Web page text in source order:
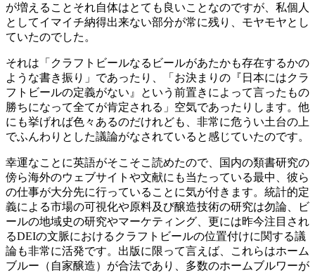
が増えることそれ自体はとても良いことなのですが、私個人
としてイマイチ納得出来ない部分が常に残り、モヤモヤとし
ていたのでした。
それは「クラフトビールなるビールがあたかも存在するかの
ような書き振り」であったり、「お決まりの『日本にはクラ
フトビールの定義がない』という前置きによって言ったもの
勝ちになって全てが肯定される」空気であったりします。他
にも挙げれば色々あるのだけれども、非常に危うい土台の上
でふんわりとした議論がなされていると感じていたのです。
幸運なことに英語がそこそこ読めたので、国内の類書研究の
傍ら海外のウェブサイトや文献にも当たっている最中、彼ら
の仕事が大分先に行っていることに気が付きます。統計的定
義による市場の可視化や原料及び醸造技術の研究は勿論、ビ
ールの地域史の研究やマーケティング、更には昨今注目され
るDEIの文脈におけるクラフトビールの位置付けに関する議
論も非常に活発です。出版に限って言えば、これらはホーム
ブルー（自家醸造）が合法であり、多数のホームブルワーが